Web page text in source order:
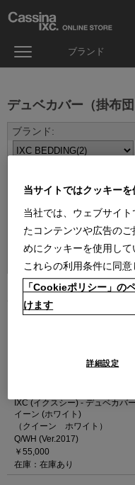
ブランド
デュベカバー（掛布団
並べ替え：
IXC (イクスシー) - デュベカバ
イーン (ホワイト)
（クイーン ホワイト）
Q/WH (Ver.2017)
￥55,000
在庫：在庫あり
当サイトではクッキー
当社では、ウェブサイ
たコンテンツや広告の
めにクッキーを使用し
これらの利用条件に同意
「Cookieポリシー」の
けます
詳細設定